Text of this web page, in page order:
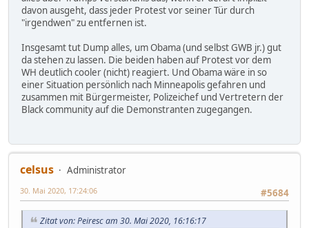
davon ausgeht, dass jeder Protest vor seiner Tür durch
"irgendwen" zu entfernen ist.
Insgesamt tut Dump alles, um Obama (und selbst GWB jr.) gut
da stehen zu lassen. Die beiden haben auf Protest vor dem
WH deutlich cooler (nicht) reagiert. Und Obama wäre in so
einer Situation persönlich nach Minneapolis gefahren und
zusammen mit Bürgermeister, Polizeichef und Vertretern der
Black community auf die Demonstranten zugegangen.
celsus
Administrator
#5684
30. Mai 2020, 17:24:06
Zitat von: Peiresc am 30. Mai 2020, 16:16:17